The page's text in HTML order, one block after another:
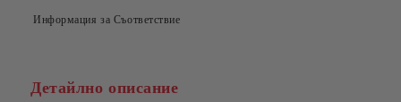
Информация за Съответствие
Детайлно описание